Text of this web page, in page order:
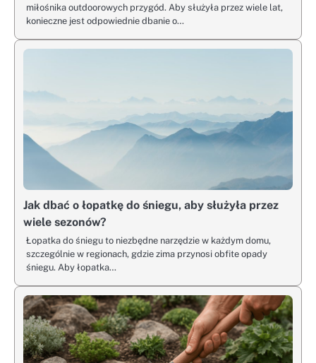
miłośnika outdoorowych przygód. Aby służyła przez wiele lat,
konieczne jest odpowiednie dbanie o…
Jak dbać o łopatkę do śniegu, aby służyła przez
wiele sezonów?
Łopatka do śniegu to niezbędne narzędzie w każdym domu,
szczególnie w regionach, gdzie zima przynosi obfite opady
śniegu. Aby łopatka…